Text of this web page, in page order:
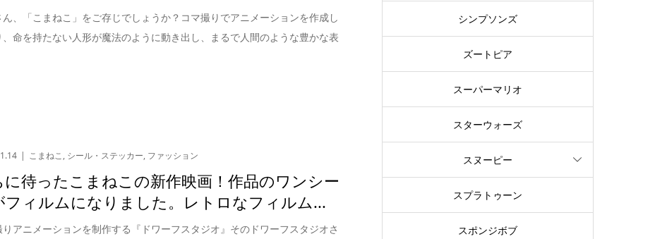
ん、「こまねこ」をご存じでしょうか？コマ撮りでアニメーションを作成し
、命を持たない人形が魔法のように動き出し、まるで人間のような豊かな表
こまねこ , シール・ステッカー, ファッション
に待ったこまねこの新作映画！作品のワンシー
フィルムになりました。レトロなフィルム...
りアニメーションを制作する『ドワーフスタジオ』そのドワーフスタジオさ
シンプソンズ
ズートピア
スーパーマリオ
スターウォーズ
スヌーピー
スプラトゥーン
スポンジボブ